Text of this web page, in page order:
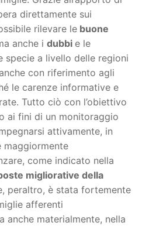
direttamente sui
rilevare le buone
anche i dubbi e le
specie a livello delle regioni
con riferimento agli
le carenze informative e
Tutto ciò con l’obiettivo
ai fini di un monitoraggio
attivamente, in
maggiormente
come indicato nella
migliorative della
peraltro, è stata fortemente
afferenti
anche materialmente, nella